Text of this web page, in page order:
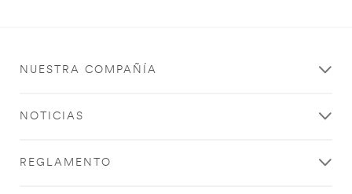
NUESTRA COMPAÑÍA
NOTICIAS
REGLAMENTO